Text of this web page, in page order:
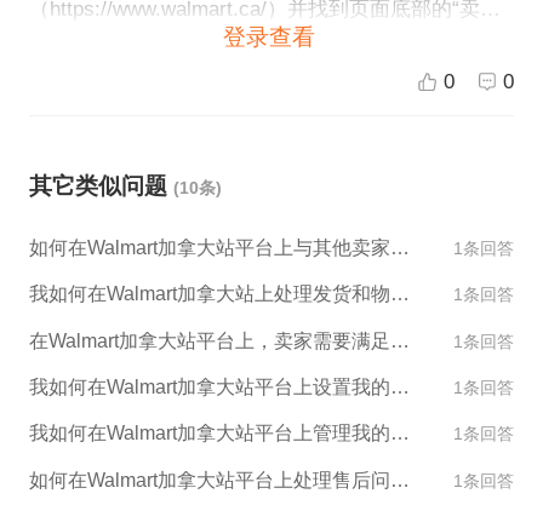
（https://www.walmart.ca/）并找到页面底部的“卖家
册”按钮提交表格。 6. 审核您的注册信息。Walmart C
7. 审核通过后，您就可以登陆Walmart Canada卖家中
心开始销售商品了。 如果您有任何疑问或需要帮助，
心的帮助文档。同时，如果您需要更多的跨境电商服
务，请联系ESG跨境电商，我们将竭诚为您服务。
登录查看
0 0
其它类似问题 (10条)
如何在Walmart加拿大站平台上与其他卖家进行交流和合作？ 1条回答
我如何在Walmart加拿大站上处理发货和物流？ 1条回答
在Walmart加拿大站平台上，卖家需要满足哪些要求才能销售产品？ 1条回答
我如何在Walmart加拿大站平台上设置我的店铺外观和设计？ 1条回答
我如何在Walmart加拿大站平台上管理我的产品库存？ 1条回答
如何在Walmart加拿大站平台上处理售后问题？ 1条回答